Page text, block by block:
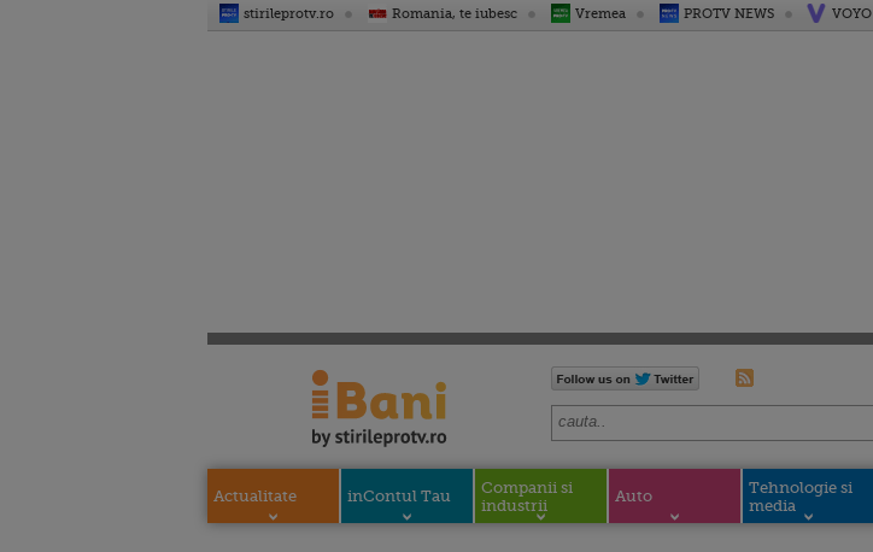
stirileprotv.ro Romania, te iubesc Vremea PROTV NEWS VOYO
Actualitate inContul Tau
Companii si
industrii
Auto
Tehnologie si
media